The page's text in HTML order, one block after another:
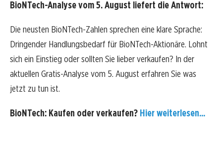
BioNTech-Analyse vom 5. August liefert die Antwort:
Die neusten BioNTech-Zahlen sprechen eine klare Sprache:
Dringender Handlungsbedarf für BioNTech-Aktionäre. Lohnt
sich ein Einstieg oder sollten Sie lieber verkaufen? In der
aktuellen Gratis-Analyse vom 5. August erfahren Sie was
jetzt zu tun ist.
BioNTech: Kaufen oder verkaufen? Hier weiterlesen...